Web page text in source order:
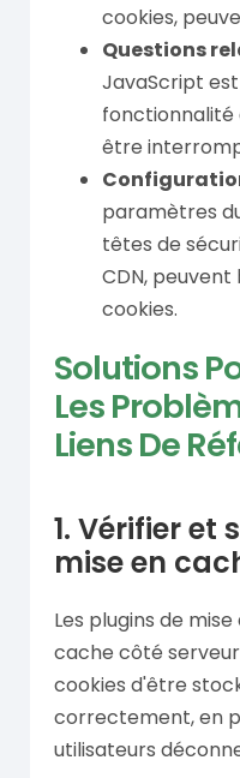
cookies,
Questions
JavaScript
fonctionnalité
être
paramètres
têtes de
CDN,
cookies.
Solutions
Les
Liens De
1. Vérifier et
mise en
Les plugins de
cache côté
cookies d'être
correctement, en
utilisateurs